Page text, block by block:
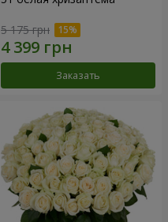
5 175 грн
Заказать